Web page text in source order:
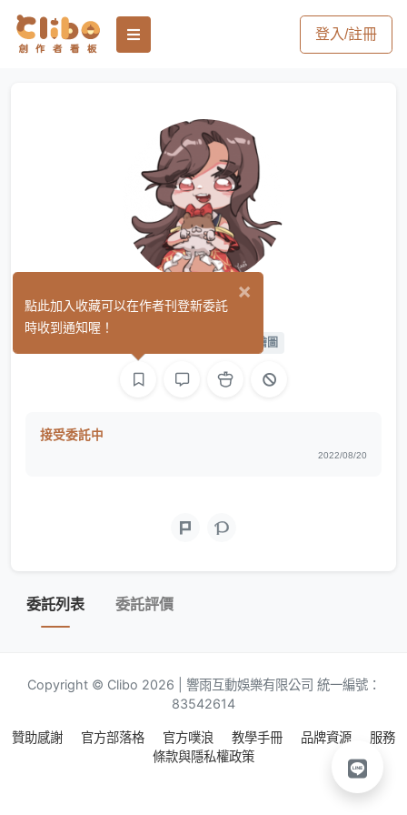
登入/註冊
Yuei玥音
L2D 繪圖
接受委託中
2022/08/20
委託列表 委託評價
Copyright © Clibo 2026 | 響雨互動娛樂有限公司 統一編號：
83542614
贊助感謝 官方部落格 官方噗浪 教學手冊 品牌資源
服務
條款與隱私權政策
×
點此加入收藏可以在作者刊登新委託
時收到通知喔！